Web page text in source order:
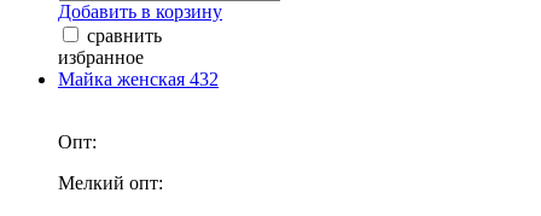
Добавить в корзину
сравнить
избранное
Майка женская 432
Опт:
Мелкий опт: